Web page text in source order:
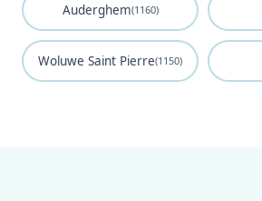
Auderghem(1160)
Woluwe Saint Pierre(1150)